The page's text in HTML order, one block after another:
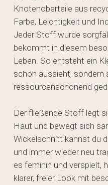
Knotenoberteile aus
Farbe, Leichtigkeit und
Jeder Stoff wurde
bekommt in diesem
Leben. So entsteht ein
schön aussieht, sondern
ressourcenschonend
Der fließende Stoff legt
Haut und bewegt sich
Wickelschnitt kannst du
und immer wieder neu
es feminin und verspielt,
klarer, freier Look mit